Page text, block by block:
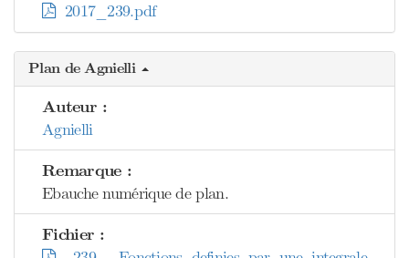
2017_239.pdf
Plan de Agnielli
Auteur :
Agnielli
Remarque :
Ebauche numérique de plan.
Fichier :